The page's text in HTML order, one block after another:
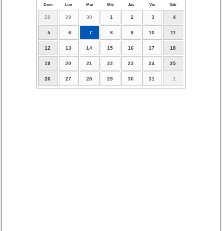
Dom Lun Mar Mié Jue Vie Sáb
28 29 30 1 2 3 4
5 6 7 8 9 10 11
12 13 14 15 16 17 18
19 20 21 22 23 24 25
26 27 28 29 30 31 1